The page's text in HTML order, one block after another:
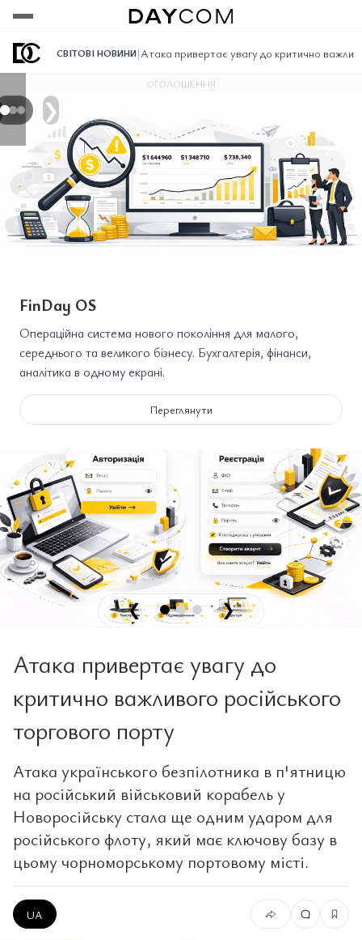
СВІТОВІ НОВИНИ|Атака привертає увагу до критично
❯
ОГОЛОШЕННЯ
FinDay OS
Операційна система нового покоління для малого,
середнього та великого бізнесу. Бухгалтерія, фінанси,
аналітика в одному екрані.
Переглянути
❮ ❯
Атака привертає увагу до
критично важливого російського
торгового порту
Атака українського безпілотника в п'ятницю
на російський військовий корабель у
Новоросійську стала ще одним ударом для
російського флоту, який має ключову базу в
цьому чорноморському портовому місті.
UA